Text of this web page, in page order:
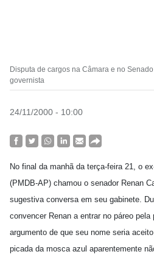
Disputa de cargos na Câmara e no
governista
24/11/2000 - 10:00
No final da manhã da terça-feira 21, o
(PMDB-AP) chamou o senador Renan
sugestiva conversa em seu gabinete.
convencer Renan a entrar no páreo
argumento de que seu nome seria
picada da mosca azul aparentemente